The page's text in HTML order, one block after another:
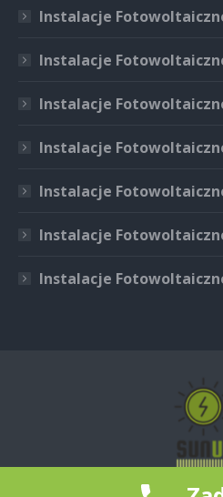
Instalacje
Instalacje
Instalacje
Instalacje
Instalacje
Instalacje
Instalacje